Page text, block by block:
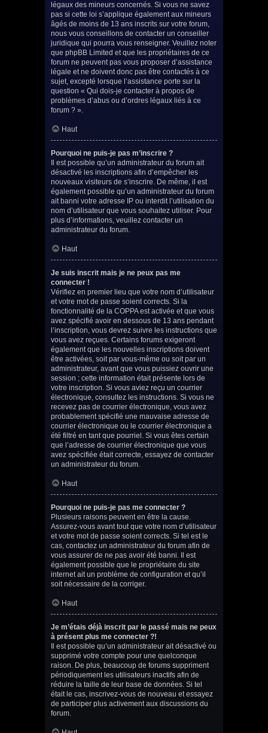
légaux des mineurs concernés. Si vous ne savez
pas si cette loi s’applique également aux mineurs
âgés de moins de 13 ans inscrits sur votre forum,
nous vous conseillons de contacter un conseiller
juridique qui pourra vous renseigner. Veuillez noter
que phpBB Limited et que les propriétaires de ce
forum ne peuvent pas vous proposer d’assistance
légale et ne doivent donc pas être contactés à ce
sujet, excepté lorsque l’assistance porte sur la
question « Qui dois-je contacter à propos de
problèmes d’abus ou d’ordres légaux liés à ce
forum ? ».
Haut
Pourquoi ne puis-je pas m’inscrire ?
Il est possible qu’un administrateur du forum ait
désactivé les inscriptions afin d’empêcher les
nouveaux visiteurs de s’inscrire. De même, il est
également possible qu’un administrateur du forum
ait banni votre adresse IP ou interdit l’utilisation du
nom d’utilisateur que vous souhaitez utiliser. Pour
plus d’informations, veuillez contacter un
administrateur du forum.
Haut
Je suis inscrit mais je ne peux pas me
connecter !
Vérifiez en premier lieu que votre nom d’utilisateur
et votre mot de passe soient corrects. Si la
fonctionnalité de la COPPA est activée et que vous
avez spécifié avoir en dessous de 13 ans pendant
l’inscription, vous devrez suivre les instructions que
vous avez reçues. Certains forums exigeront
également que les nouvelles inscriptions doivent
être activées, soit par vous-même ou soit par un
administrateur, avant que vous puissiez ouvrir une
session ; cette information était présente lors de
votre inscription. Si vous aviez reçu un courrier
électronique, consultez les instructions. Si vous ne
recevez pas de courrier électronique, vous avez
probablement spécifié une mauvaise adresse de
courrier électronique ou le courrier électronique a
été filtré en tant que pourriel. Si vous êtes certain
que l’adresse de courrier électronique que vous
avez spécifiée était correcte, essayez de contacter
un administrateur du forum.
Haut
Pourquoi ne puis-je pas me connecter ?
Plusieurs raisons peuvent en être la cause.
Assurez-vous avant tout que votre nom d’utilisateur
et votre mot de passe soient corrects. Si tel est le
cas, contactez un administrateur du forum afin de
vous assurer de ne pas avoir été banni. Il est
également possible que le propriétaire du site
internet ait un problème de configuration et qu’il
soit nécessaire de la corriger.
Haut
Je m’étais déjà inscrit par le passé mais ne peux
à présent plus me connecter ?!
Il est possible qu’un administrateur ait désactivé ou
supprimé votre compte pour une quelconque
raison. De plus, beaucoup de forums suppriment
périodiquement les utilisateurs inactifs afin de
réduire la taille de leur base de données. Si tel
était le cas, inscrivez-vous de nouveau et essayez
de participer plus activement aux discussions du
forum.